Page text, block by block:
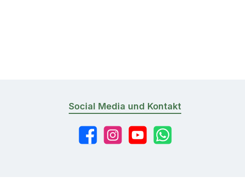
Social Media und Kontakt
FacebookInstagramYouTubeWhatsApp